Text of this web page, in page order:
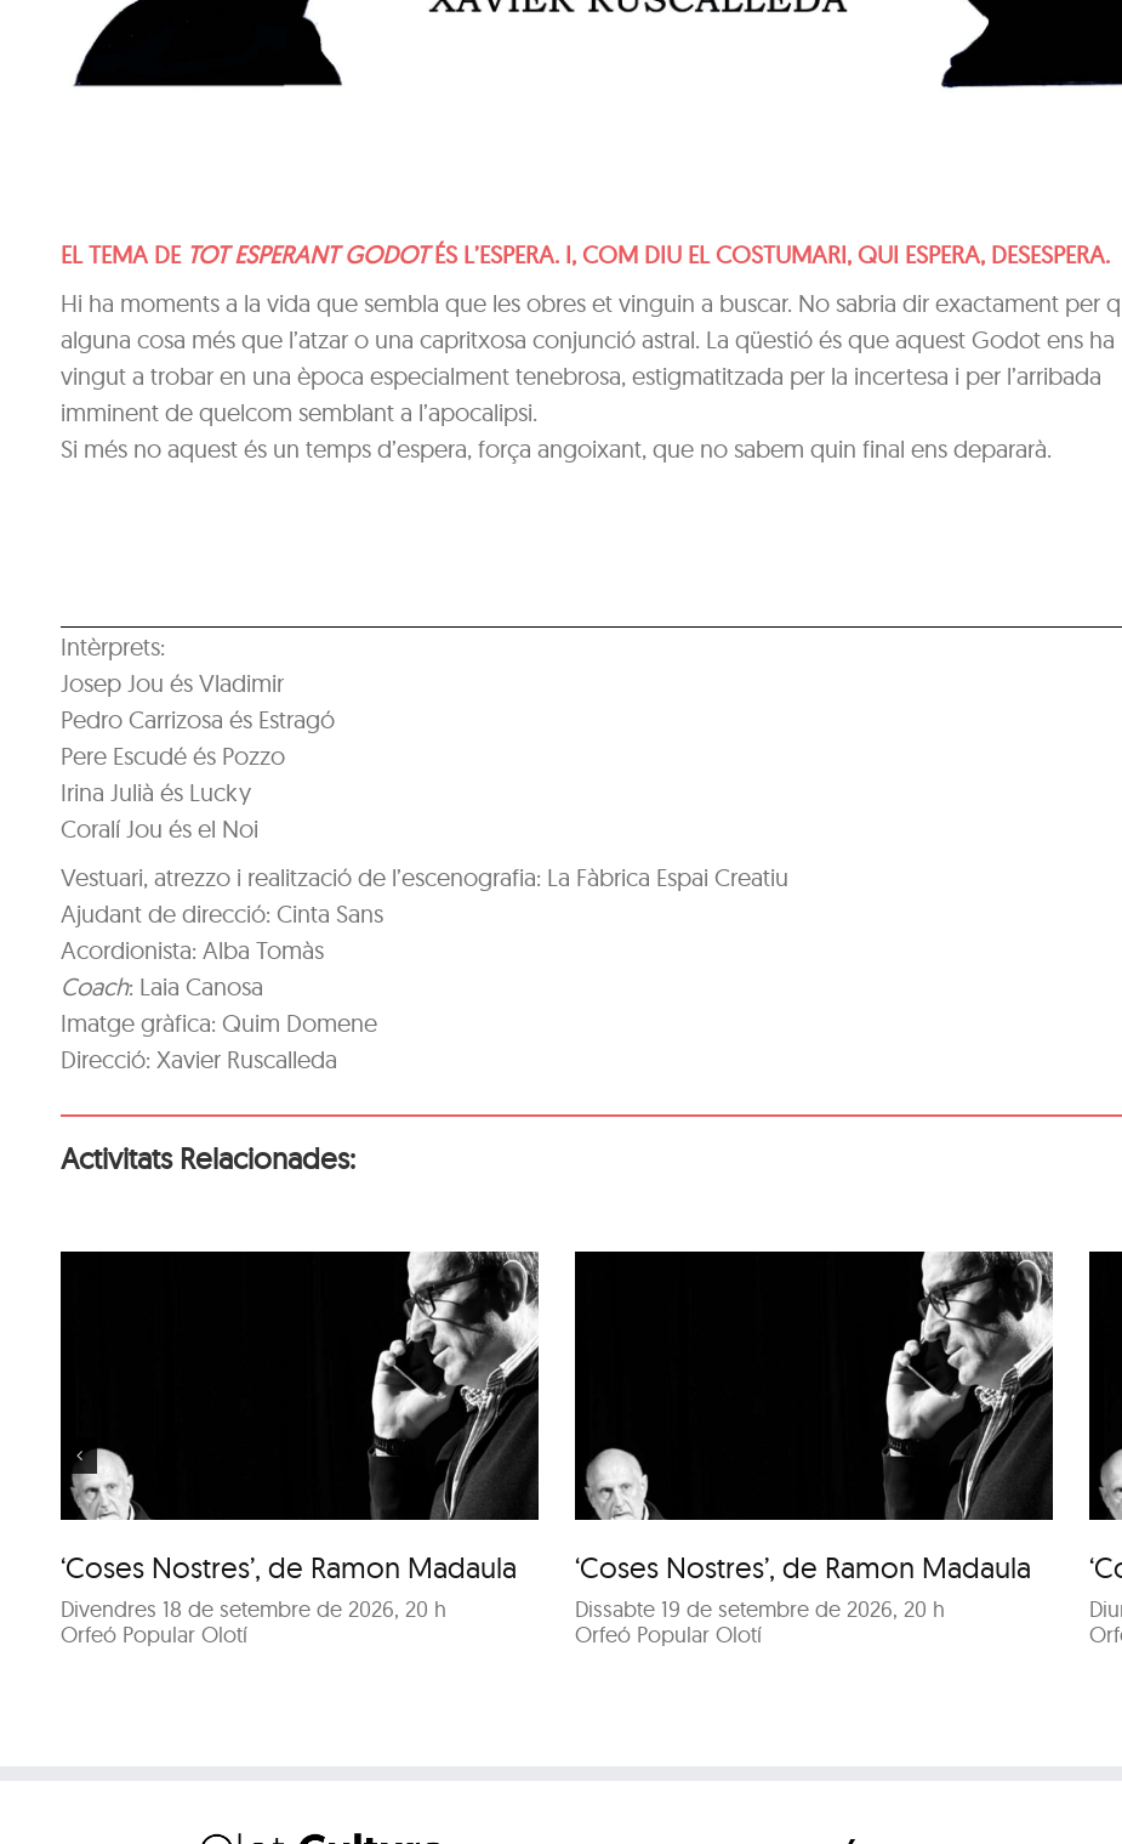
EL TEMA DE TOT ESPERANT GODOTÉS L’ESPERA. I, COM DIU EL COSTUMARI, QUI ESPERA, DESESPERA.
Hi ha moments a la vida que sembla que les obres et vinguin a buscar. No sabria dir exactament per
alguna cosa més que l’atzar o una capritxosa conjunció astral. La qüestió és que aquest Godot ens ha
vingut a trobar en una època especialment tenebrosa, estigmatitzada per la incertesa i per l’arribada
imminent de quelcom semblant a l’apocalipsi.
Si més no aquest és un temps d’espera, força angoixant, que no sabem quin final ens depararà.
Intèrprets:
Josep Jou és Vladimir
Pedro Carrizosa és Estragó
Pere Escudé és Pozzo
Irina Julià és Lucky
Coralí Jou és el Noi
Vestuari, atrezzo i realització de l’escenografia: La Fàbrica Espai Creatiu
Ajudant de direcció: Cinta Sans
Acordionista: Alba Tomàs
Coach: Laia Canosa
Imatge gràfica: Quim Domene
Direcció: Xavier Ruscalleda
Activitats Relacionades:
‘Coses Nostres’, de Ramon Madaula
Divendres 18 de setembre de 2026, 20 h
Orfeó Popular Olotí
‘Coses Nostres’, de
Ramon Madaula
‘Coses Nostres’, de Ramon Madaula
Dissabte 19 de setembre de 2026, 20 h
Orfeó Popular Olotí
‘Coses Nostres’, de
Ramon Madaula